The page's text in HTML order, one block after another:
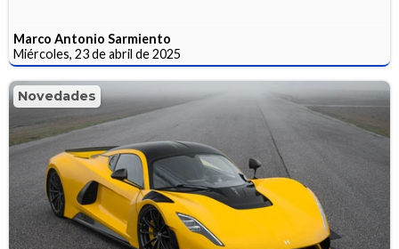
Marco Antonio Sarmiento
Miércoles, 23 de abril de 2025
Novedades